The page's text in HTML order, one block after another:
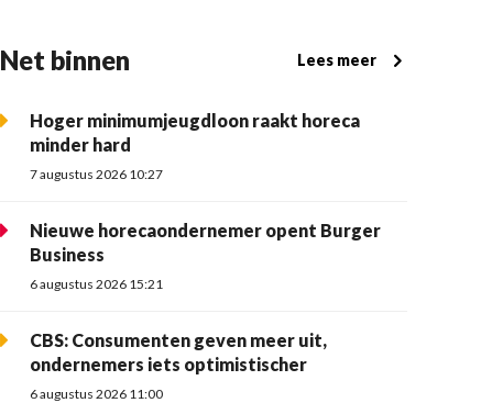
Net binnen Lees meer
Hoger minimumjeugdloon raakt horeca
minder hard
7 augustus 2026 10:27
Nieuwe horecaondernemer opent Burger
Business
6 augustus 2026 15:21
CBS: Consumenten geven meer uit,
ondernemers iets optimistischer
6 augustus 2026 11:00